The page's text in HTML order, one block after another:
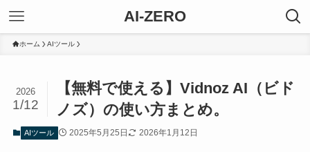
AI-ZERO
ホーム AIツール
【無料で使える】Vidnoz AI（ビド
ノズ）の使い方まとめ。
2026
1/12
AIツール 2025年5月25日 2026年1月12日